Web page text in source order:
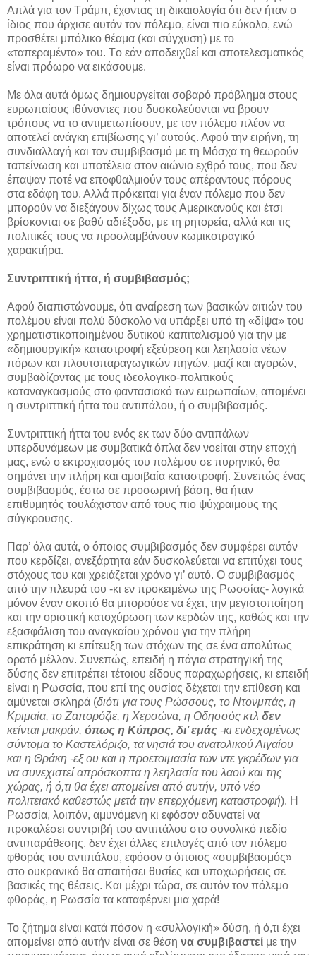
Απλά για τον Τράμπ, έχοντας τη δικαιολογία ότι δεν ήταν ο
ίδιος που άρχισε αυτόν τον πόλεμο, είναι πιο εύκολο, ενώ
προσθέτει μπόλικο θέαμα (και σύγχυση) με το
«ταπεραμέντο» του. Tο εάν αποδειχθεί και αποτελεσματικός
είναι πρόωρο να εικάσουμε.
Με όλα αυτά όμως δημιουργείται σοβαρό πρόβλημα στους
ευρωπαίους ιθύνοντες που δυσκολεύονται να βρουν
τρόπους να το αντιμετωπίσουν, με τον πόλεμο πλέον να
αποτελεί ανάγκη επιβίωσης γι’ αυτούς. Αφού την ειρήνη, τη
συνδιαλλαγή και τον συμβιβασμό με τη Μόσχα τη θεωρούν
ταπείνωση και υποτέλεια στον αιώνιο εχθρό τους, που δεν
έπαψαν ποτέ να εποφθαλμιούν τους απέραντους πόρους
στα εδάφη του. Αλλά πρόκειται για έναν πόλεμο που δεν
μπορούν να διεξάγουν δίχως τους Αμερικανούς και έτσι
βρίσκονται σε βαθύ αδιέξοδο, με τη ρητορεία, αλλά και τις
πολιτικές τους να προσλαμβάνουν κωμικοτραγικό
χαρακτήρα.
Συντριπτική ήττα, ή συμβιβασμός;
Αφού διαπιστώνουμε, ότι αναίρεση των βασικών αιτιών του
πολέμου είναι πολύ δύσκολο να υπάρξει υπό τη «δίψα» του
χρηματιστικοποιημένου δυτικού καπιταλισμού για την με
«δημιουργική» καταστροφή εξεύρεση και λεηλασία νέων
πόρων και πλουτοπαραγωγικών πηγών, μαζί και αγορών,
συμβαδίζοντας με τους ιδεολογικο-πολιτικούς
καταναγκασμούς στο φαντασιακό των ευρωπαίων, απομένει
η συντριπτική ήττα του αντιπάλου, ή ο συμβιβασμός.
Συντριπτική ήττα του ενός εκ των δύο αντιπάλων
υπερδυνάμεων με συμβατικά όπλα δεν νοείται στην εποχή
μας, ενώ ο εκτροχιασμός του πολέμου σε πυρηνικό, θα
σημάνει την πλήρη και αμοιβαία καταστροφή. Συνεπώς ένας
συμβιβασμός, έστω σε προσωρινή βάση, θα ήταν
επιθυμητός τουλάχιστον από τους πιο ψύχραιμους της
σύγκρουσης.
Παρ’ όλα αυτά, ο όποιος συμβιβασμός δεν συμφέρει αυτόν
που κερδίζει, ανεξάρτητα εάν δυσκολεύεται να επιτύχει τους
στόχους του και χρειάζεται χρόνο γι’ αυτό. Ο συμβιβασμός
από την πλευρά του -κι εν προκειμένω της Ρωσσίας- λογικά
μόνον έναν σκοπό θα μπορούσε να έχει, την μεγιστοποίηση
και την οριστική κατοχύρωση των κερδών της, καθώς και την
εξασφάλιση του αναγκαίου χρόνου για την πλήρη
επικράτηση κι επίτευξη των στόχων της σε ένα απολύτως
ορατό μέλλον. Συνεπώς, επειδή η πάγια στρατηγική της
δύσης δεν επιτρέπει τέτοιου είδους παραχωρήσεις, κι επειδή
είναι η Ρωσσία, που επί της ουσίας δέχεται την επίθεση και
αμύνεται σκληρά (διότι για τους Ρώσσους, το Ντονμπάς, η
Κριμαία, το Ζαπορόζιε, η Χερσώνα, η Οδησσός κτλ δεν
κείνται μακράν, όπως η Κύπρος, δι’ εμάς -κι ενδεχομένως
σύντομα το Καστελόριζο, τα νησιά του ανατολικού Αιγαίου
και η Θράκη -εξ ου και η προετοιμασία των ντε γκρέδων για
να συνεχιστεί απρόσκοπτα η λεηλασία του λαού και της
χώρας, ή ό,τι θα έχει απομείνει από αυτήν, υπό νέο
πολιτειακό καθεστώς μετά την επερχόμενη καταστροφή). Η
Ρωσσία, λοιπόν, αμυνόμενη κι εφόσον αδυνατεί να
προκαλέσει συντριβή του αντιπάλου στο συνολικό πεδίο
αντιπαράθεσης, δεν έχει άλλες επιλογές από τον πόλεμο
φθοράς του αντιπάλου, εφόσον ο όποιος «συμβιβασμός»
στο ουκρανικό θα απαιτήσει θυσίες και υποχωρήσεις σε
βασικές της θέσεις. Και μέχρι τώρα, σε αυτόν τον πόλεμο
φθοράς, η Ρωσσία τα καταφέρνει μια χαρά!
Το ζήτημα είναι κατά πόσον η «συλλογική» δύση, ή ό,τι έχει
απομείνει από αυτήν είναι σε θέση να συμβιβαστεί με την